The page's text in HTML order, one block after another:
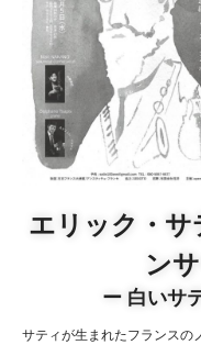
エリック・サ
ン
ー 白いサ
サティが生まれたフランスの